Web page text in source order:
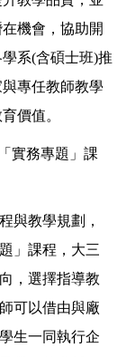
機會，協助開
系(含碩士班)推
專任教師教學
價值。
實務專題」課
與教學規劃，
」課程，大三
，選擇指導教
可以借由與廠
生一同執行企